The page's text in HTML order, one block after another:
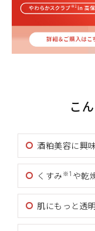
こ
酒粕美容に興
くすみ※1 や乾
肌にもっと透